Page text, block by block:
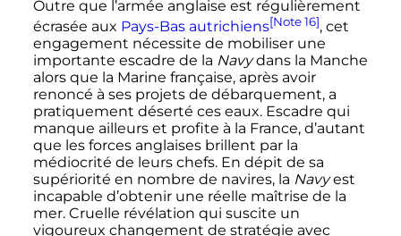
Outre que l’armée anglaise est régulièrement
écrasée aux Pays-Bas autrichiens[Note 16], cet
engagement nécessite de mobiliser une
importante escadre de la Navydans la Manche
alors que la Marine française, après avoir
renoncé à ses projets de débarquement, a
pratiquement déserté ces eaux. Escadre qui
manque ailleurs et profite à la France, d’autant
que les forces anglaises brillent par la
médiocrité de leurs chefs. En dépit de sa
supériorité en nombre de navires, la Navyest
incapable d’obtenir une réelle maîtrise de la
mer. Cruelle révélation qui suscite un
vigoureux changement de stratégie avec